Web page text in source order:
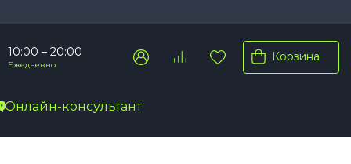
10:00 – 20:00
Ежедневно
Корзина
Онлайн-консультант